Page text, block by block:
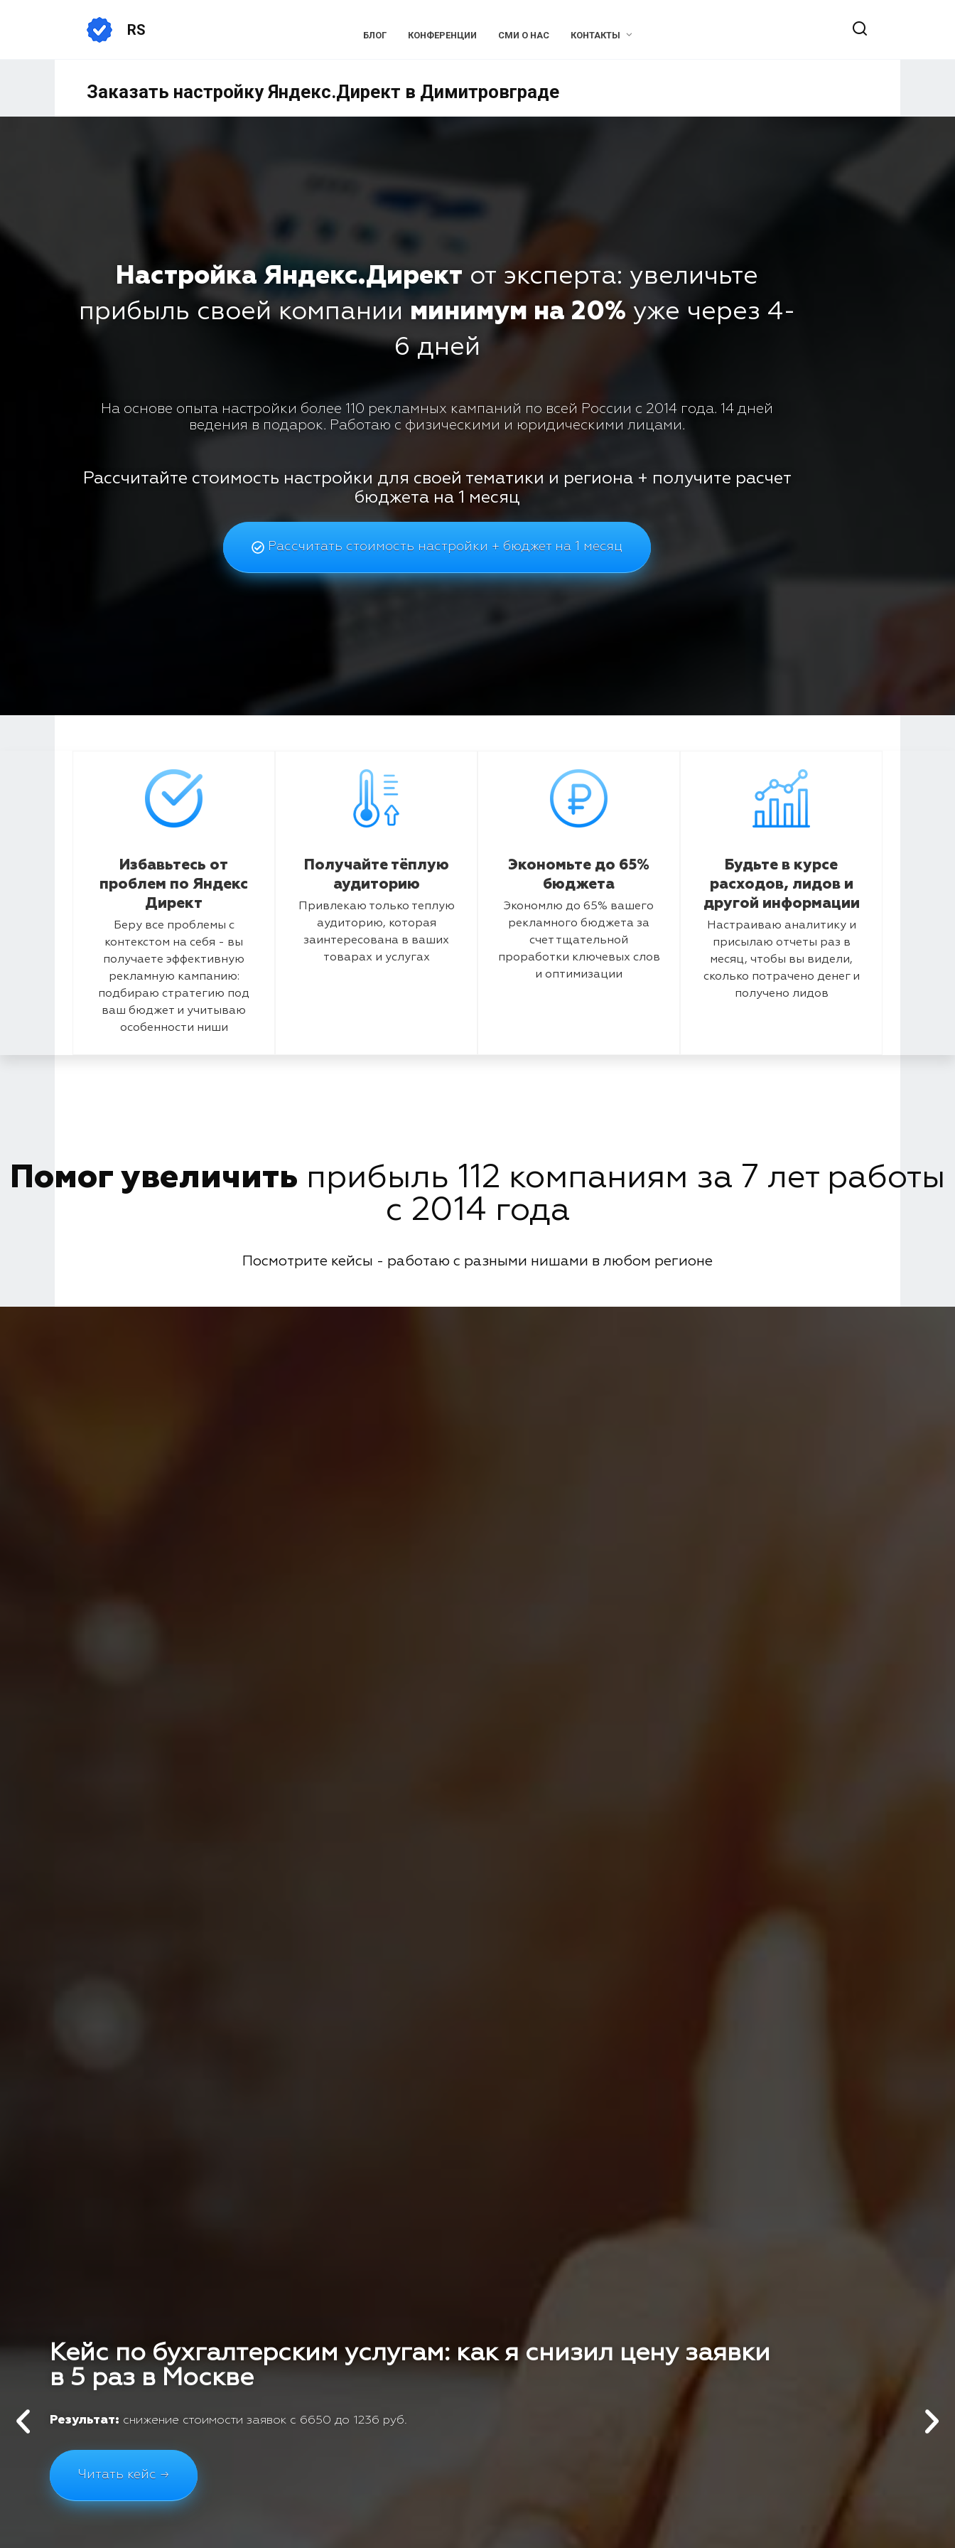
RS БЛОГ КОНФЕРЕНЦИИ СМИ О НАС КОНТАКТЫ
Заказать настройку Яндекс.Директ в Димитровграде
Настройка Яндекс.Директ от эксперта: увеличьте
прибыль своей компании минимум на 20% уже через 4-
6 дней
На основе опыта настройки более 110 рекламных кампаний по всей России с 2014 года. 14 дней
ведения в подарок. Работаю с физическими и юридическими лицами.
Рассчитайте стоимость настройки для своей тематики и региона + получите расчет
бюджета на 1 месяц
Рассчитать стоимость настройки + бюджет на 1 месяц
Избавьтесь от
проблем по Яндекс
Директ
Беру все проблемы с
контекстом на себя - вы
получаете эффективную
рекламную кампанию:
подбираю стратегию под
ваш бюджет и учитываю
особенности ниши
Получайте тёплую
аудиторию
Привлекаю только теплую
аудиторию, которая
заинтересована в ваших
товарах и услугах
Экономьте до 65%
бюджета
Экономлю до 65% вашего
рекламного бюджета за
счет тщательной
проработки ключевых слов
и оптимизации
Будьте в курсе
расходов, лидов и
другой информации
Настраиваю аналитику и
присылаю отчеты раз в
месяц, чтобы вы видели,
сколько потрачено денег и
получено лидов
Помог увеличить прибыль 112 компаниям за 7 лет работы
с 2014 года
Посмотрите кейсы - работаю с разными нишами в любом регионе
Кейс по бухгалтерским услугам: как я снизил цену заявки
в 5 раз в Москве
Результат: снижение стоимости заявок с 6650 до 1236 руб.
Читать кейс →